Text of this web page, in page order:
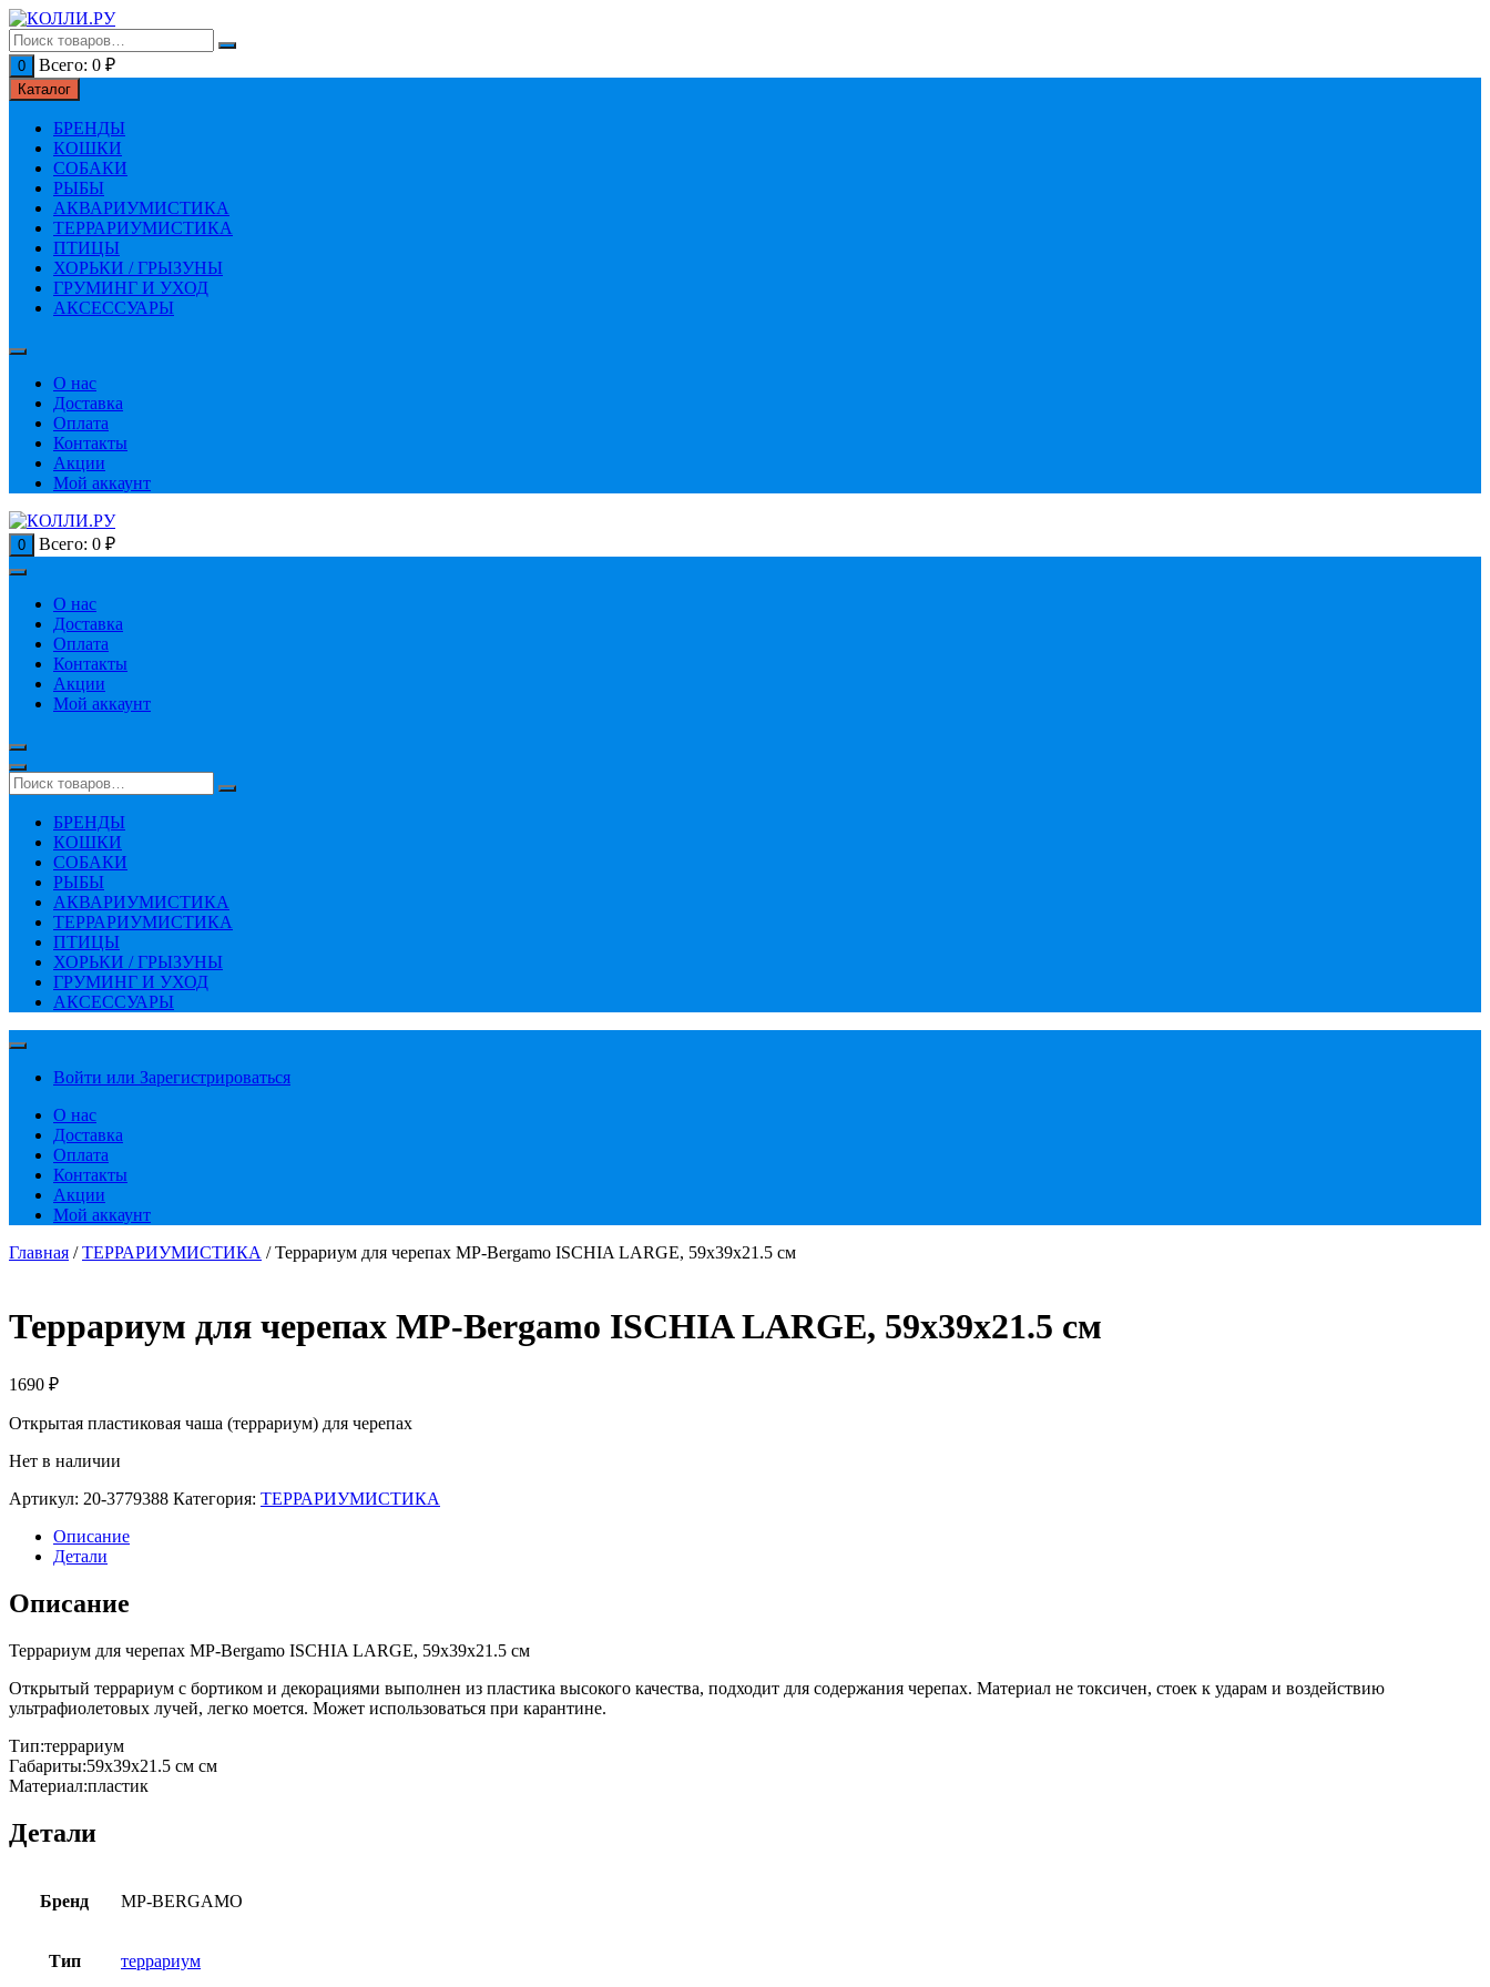
Перейти
к
содержимому
0 Всего: 0 ₽
Каталог
БРЕНДЫ
КОШКИ
СОБАКИ
РЫБЫ
АКВАРИУМИСТИКА
ТЕРРАРИУМИСТИКА
ПТИЦЫ
ХОРЬКИ / ГРЫЗУНЫ
ГРУМИНГ И УХОД
АКСЕССУАРЫ
О нас
Доставка
Оплата
Контакты
Акции
Мой аккаунт
0 Всего: 0 ₽
О нас
Доставка
Оплата
Контакты
Акции
Мой аккаунт
БРЕНДЫ
КОШКИ
СОБАКИ
РЫБЫ
АКВАРИУМИСТИКА
ТЕРРАРИУМИСТИКА
ПТИЦЫ
ХОРЬКИ / ГРЫЗУНЫ
ГРУМИНГ И УХОД
АКСЕССУАРЫ
Войти или Зарегистрироваться
О нас
Доставка
Оплата
Контакты
Акции
Мой аккаунт
Главная /ТЕРРАРИУМИСТИКА / Террариум для черепах MP-Bergamo ISCHIA LARGE, 59х39х21.5 cм
Террариум для черепах MP-Bergamo ISCHIA LARGE, 59х39х21.5 cм
1690 ₽
Открытая пластиковая чаша (террариум) для черепах
Нет в наличии
Артикул: 20-3779388 Категория: ТЕРРАРИУМИСТИКА
Описание
Детали
Описание
Террариум для черепах MP-Bergamo ISCHIA LARGE, 59х39х21.5 cм
Открытый террариум с бортиком и декорациями выполнен из пластика высокого качества, подходит для содержания черепах. Материал не токсичен, стоек к ударам и воздействию
ультрафиолетовых лучей, легко моется. Может использоваться при карантине.
Тип:террариум
Габариты:59х39х21.5 cм см
Материал:пластик
Детали
Бренд MP-BERGAMO
Тип террариум